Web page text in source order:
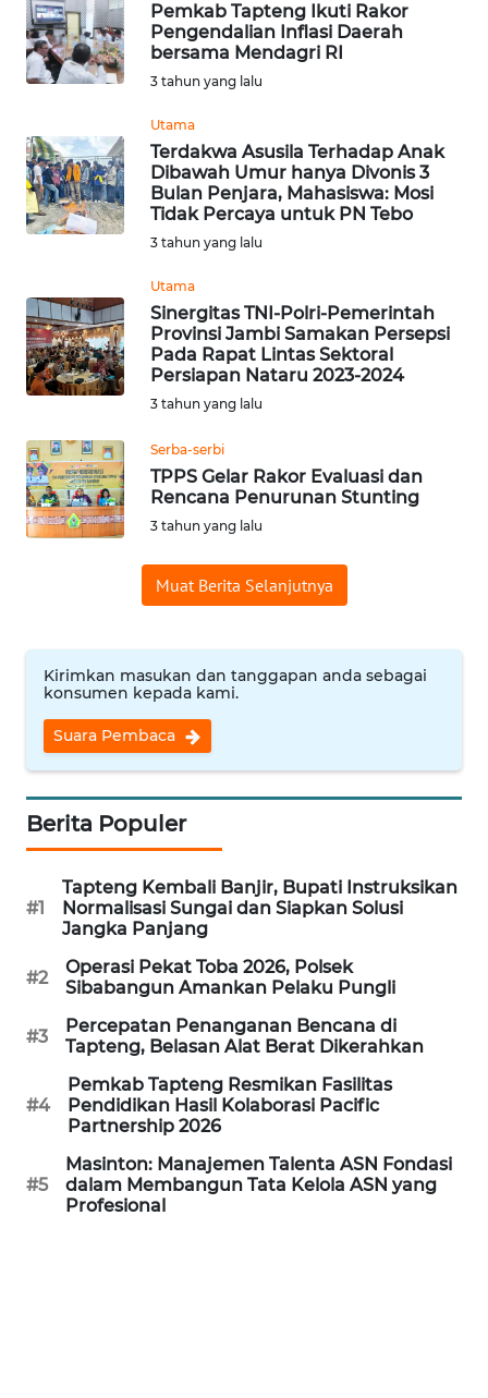
Pemkab Tapteng Ikuti Rakor
Pengendalian Inflasi Daerah
bersama Mendagri RI
3 tahun yang lalu
Utama
Terdakwa Asusila Terhadap Anak
Dibawah Umur hanya Divonis 3
Bulan Penjara, Mahasiswa: Mosi
Tidak Percaya untuk PN Tebo
3 tahun yang lalu
Utama
Sinergitas TNI-Polri-Pemerintah
Provinsi Jambi Samakan Persepsi
Pada Rapat Lintas Sektoral
Persiapan Nataru 2023-2024
3 tahun yang lalu
Serba-serbi
TPPS Gelar Rakor Evaluasi dan
Rencana Penurunan Stunting
3 tahun yang lalu
Muat Berita Selanjutnya
Kirimkan masukan dan tanggapan anda sebagai
konsumen kepada kami.
Suara Pembaca
Berita Populer
#1
Tapteng Kembali Banjir, Bupati Instruksikan
Normalisasi Sungai dan Siapkan Solusi
Jangka Panjang
#2
Operasi Pekat Toba 2026, Polsek
Sibabangun Amankan Pelaku Pungli
#3
Percepatan Penanganan Bencana di
Tapteng, Belasan Alat Berat Dikerahkan
#4
Pemkab Tapteng Resmikan Fasilitas
Pendidikan Hasil Kolaborasi Pacific
Partnership 2026
#5
Masinton: Manajemen Talenta ASN Fondasi
dalam Membangun Tata Kelola ASN yang
Profesional
WN
CIANJUR
KEPULAUAN
SERIBU
WN
WN
BINJAI
WN
WN
INDRAMAYU
MAJALENGKA
SUBANG
SUKABUMI
PURWAKARTA
PRIANGAN
TIMUR
WN
SEMARANG
WN
SOLO
WN